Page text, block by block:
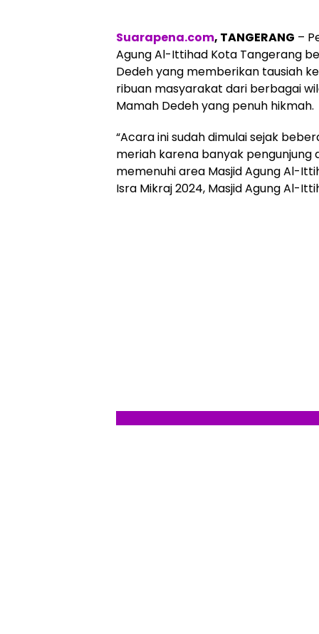
Suarapena.com, TANGERANG –
Agung Al-Ittihad Kota Tangerang
Dedeh yang memberikan tausiah
ribuan masyarakat dari berbagai
Mamah Dedeh yang penuh hikmah.
“Acara ini sudah dimulai sejak
meriah karena banyak
memenuhi area Masjid Agung Al-
Isra Mikraj 2024, Masjid Agung Al-